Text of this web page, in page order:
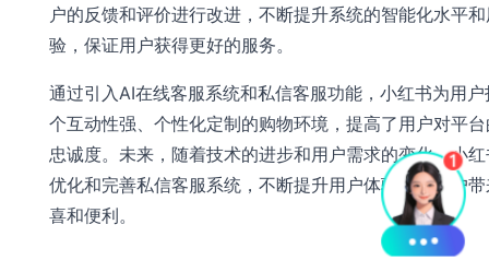
户的反馈和评价进行改进，不断提升系统的智能化水平
验，保证用户获得更好的服务。
通过引入AI在线客服系统和私信客服功能，小红书为用
个互动性强、个性化定制的购物环境，提高了用户对平
忠诚度。未来，随着技术的进步和用户需求的变化，小
优化和完善私信客服系统，不断提升用户体验，为用户
喜和便利。